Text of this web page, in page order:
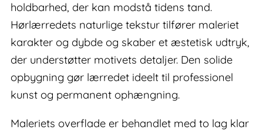
holdbarhed, der kan modstå tidens tand.
Hørlærredets naturlige tekstur tilfører maleriet
karakter og dybde og skaber et æstetisk udtryk,
der understøtter motivets detaljer. Den solide
opbygning gør lærredet ideelt til professionel
kunst og permanent ophængning.
Maleriets overflade er behandlet med to lag klar